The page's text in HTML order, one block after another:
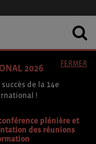
2026
de la 14e
!
plénière et
des réunions
FERMER